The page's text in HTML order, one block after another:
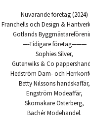
—-Nuvarande företag
Franchells och Design &
Gotlands
—-Tidigare företag———
Sophies Silver,
Gutenwiks & Co
Hedström Dam- och
Betty Nilssons handskaffär,
Engström Modeaffär,
Skomakare Österberg,
Bachér Modehandel.